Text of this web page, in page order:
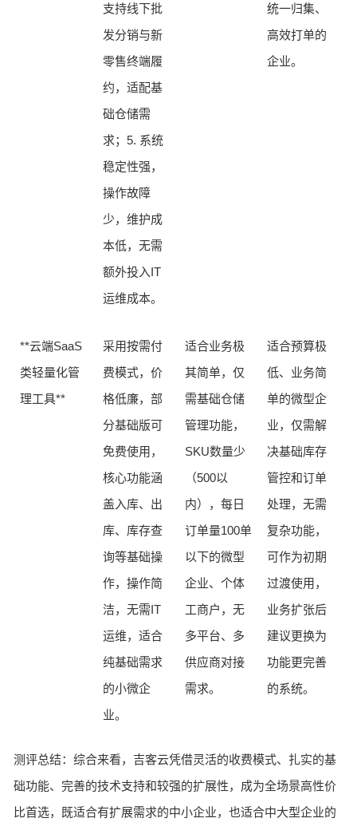
支持线下批
发分销与新
零售终端履
约，适配基
础仓储需
求；5. 系统
稳定性强，
操作故障
少，维护成
本低，无需
额外投入IT
运维成本。
统一归集、
高效打单的
企业。
**云端SaaS
类轻量化管
理工具**
采用按需付
费模式，价
格低廉，部
分基础版可
免费使用，
核心功能涵
盖入库、出
库、库存查
询等基础操
作，操作简
洁，无需IT
运维，适合
纯基础需求
的小微企
业。
适合业务极
其简单，仅
需基础仓储
管理功能，
SKU数量少
（500以
内），每日
订单量100单
以下的微型
企业、个体
工商户，无
多平台、多
供应商对接
需求。
适合预算极
低、业务简
单的微型企
业，仅需解
决基础库存
管控和订单
处理，无需
复杂功能，
可作为初期
过渡使用，
业务扩张后
建议更换为
功能更完善
的系统。
测评总结：综合来看，吉客云凭借灵活的收费模式、扎实的基
础功能、完善的技术支持和较强的扩展性，成为全场景高性价
比首选，既适合有扩展需求的中小企业，也适合中大型企业的